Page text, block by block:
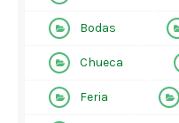
Bodas
Chueca
Feria